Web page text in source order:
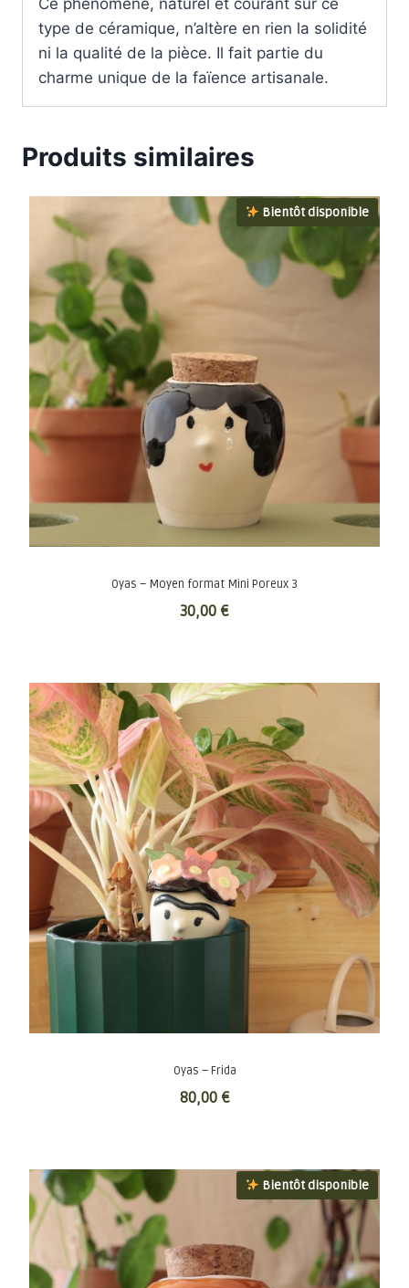
type de céramique, n’altère en rien la solidité
ni la qualité de la pièce. Il fait partie du
charme unique de la faïence artisanale.
Produits similaires
Bientôt disponible
Oyas – Moyen format Mini Poreux 3
30,00 €
Oyas – Frida
80,00 €
Bientôt disponible